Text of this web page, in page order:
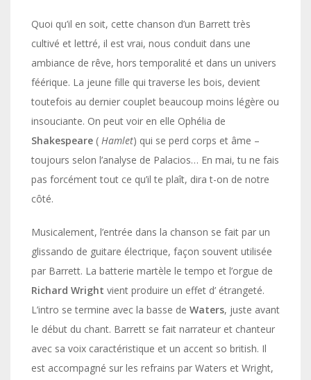
Quoi qu’il en soit, cette chanson d’un Barrett très
cultivé et lettré, il est vrai, nous conduit dans une
ambiance de rêve, hors temporalité et dans un univers
féérique. La jeune fille qui traverse les bois, devient
toutefois au dernier couplet beaucoup moins légère ou
insouciante. On peut voir en elle Ophélia de
Shakespeare ( Hamlet) qui se perd corps et âme –
toujours selon l’analyse de Palacios… En mai, tu ne fais
pas forcément tout ce qu’il te plaît, dira t-on de notre
côté.
Musicalement, l’entrée dans la chanson se fait par un
glissando de guitare électrique, façon souvent utilisée
par Barrett. La batterie martèle le tempo et l’orgue de
Richard Wright vient produire un effet d’ étrangeté.
L’intro se termine avec la basse de Waters, juste avant
le début du chant. Barrett se fait narrateur et chanteur
avec sa voix caractéristique et un accent so british. Il
est accompagné sur les refrains par Waters et Wright,